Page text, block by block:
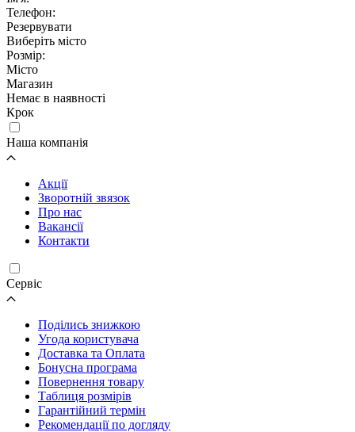
Телефон:
Резервувати
Виберіть місто
Розмір:
Місто
Магазин
Немає в наявності
Крок
Наша компанія
Акції
Зворотній звязок
Про нас
Вакансії
Контакти
Cервіс
Поділись знижкою
Угода користувача
Доставка та Оплата
Бонусна програма
Повернення товару
Таблиця розмірів
Гарантійний термін
Рекомендації по догляду